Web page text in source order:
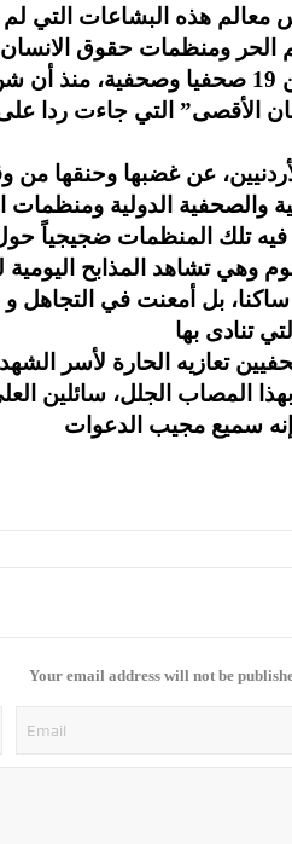
الحر ومنظمات حقوق
قطاع غزة بلغت أكثر من 19 صحفيا
الأقصى” التي جاءت ردا
عن غضبها وحنقها
والصحفية الدولية
فيه تلك المنظمات ضجيجياً
وهي تشاهد المذابح
بل أمعنت في التجاهل
تعازيه الحارة لأسر
بهذا المصاب الجلل، سائلين
Your email address will not be